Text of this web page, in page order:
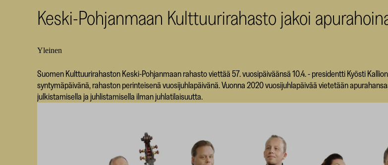
Keski-Pohjanmaan Kulttuurirahasto jakoi
Yleinen
Suomen Kulttuurirahaston Keski-Pohjanmaan rahasto viettää 57. vuosipäiväänsä 10.4. - presidentti Kyösti Kallion
syntymäpäivänä, rahaston perinteisenä vuosijuhlapäivänä. Vuonna 2020 vuosijuhlapäivää vietetään
julkistamisella ja juhlistamisella ilman juhlatilaisuutta.